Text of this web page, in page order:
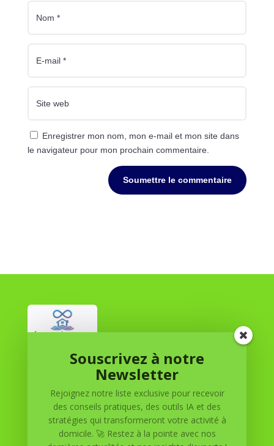
Enregistrer mon nom, mon e-mail et mon site dans
le navigateur pour mon prochain commentaire.
Soumettre le commentaire
Réussite à Domicile
Réussite à Domicile est votre partenaire de confiance
pour atteindre vos objectifs depuis le confort de votre
maison. Nous offrons des solutions personnalisées pour
vous aider à réussir.
Souscrivez à notre
Newsletter
Rejoignez notre liste exclusive pour recevoir
des conseils pratiques, des outils IA et des
stratégies qui transformeront votre activité à
domicile. 🚀 Restez à la pointe avec nos